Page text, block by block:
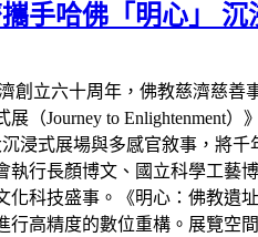
手哈佛「明心」
創立六十周年，佛教慈濟慈
（Journey to Enlightenment
浸式展場與多感官敘事，將
行長顏博文、國立科學工
科技盛事。《明心：佛教
高精度的數位重構。展覽